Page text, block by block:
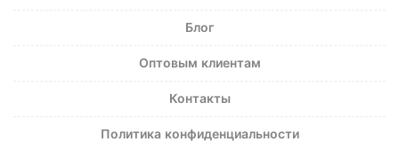
Блог
Оптовым клиентам
Контакты
Политика конфиденциальности